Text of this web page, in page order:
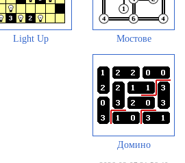
Light Up Мостове
Домино